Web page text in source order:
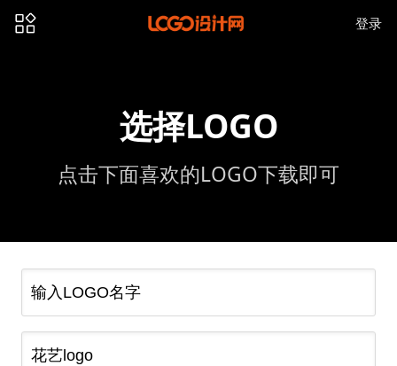
登录
选择LOGO
点击下面喜欢的LOGO下载即可